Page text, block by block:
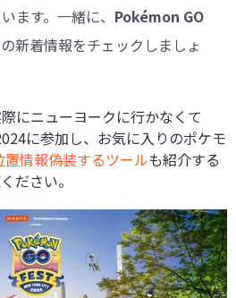
ます。一緒に、 Pokémon GO
の新着情報をチェックしましょ
にニューヨークに行かなくて
に参加し、お気に入りのポケモ
情報偽装するツールも紹介する
ださい。